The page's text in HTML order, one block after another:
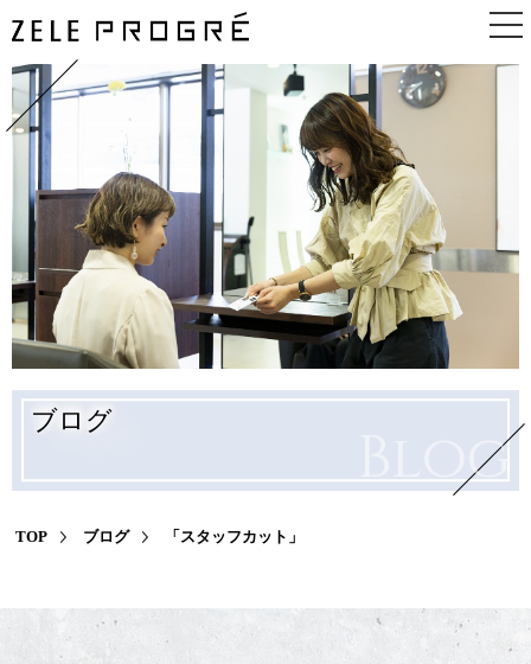
TOP
ABOUT
GUIDE
PRICE
Blog
ブログ
TOP ブログ 「スタッフカット」